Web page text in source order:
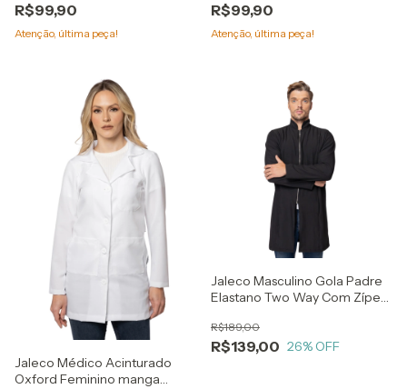
R$99,90
Atenção, última peça!
R$99,90
Atenção, última peça!
Jaleco Médico Acinturado
Oxford Feminino manga
Jaleco Masculino Gola Padre
Elastano Two Way Com Zíper
R$139,00
R$189,00
26% OFF